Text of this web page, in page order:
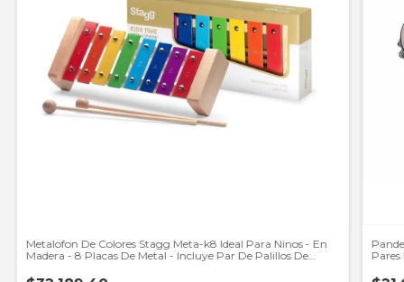
Metalofon De Colores Stagg Meta-k8 Ideal Para Ninos - En
Madera - 8 Placas De Metal - Incluye Par De Palillos De
Pares